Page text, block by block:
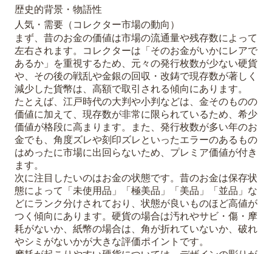
歴史的背景・物語性
人気・需要（コレクター市場の動向）
まず、昔のお金の価値は市場の流通量や残存数によって
左右されます。コレクターは「そのお金がいかにレアで
あるか」を重視するため、元々の発行枚数が少ない硬貨
や、その後の戦乱や金銀の回収・改鋳で現存数が著しく
減少した貨幣は、高額で取引される傾向にあります。
たとえば、江戸時代の大判や小判などは、金そのものの
価値に加えて、現存数が非常に限られているため、希少
価値が格段に高まります。また、発行枚数が多い年のお
金でも、角度ズレや刻印ズレといったエラーのあるもの
はめったに市場に出回らないため、プレミア価値が付き
ます。
次に注目したいのはお金の状態です。昔のお金は保存状
態によって「未使用品」「極美品」「美品」「並品」な
どにランク分けされており、状態が良いものほど高値が
つく傾向にあります。硬貨の場合は汚れやサビ・傷・摩
耗がないか、紙幣の場合は、角が折れていないか、破れ
やシミがないかが大きな評価ポイントです。